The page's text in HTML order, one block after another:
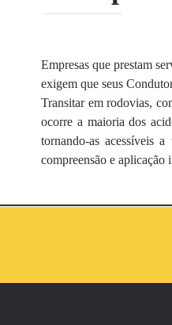
Empresas que prestam
exigem que seus
Transitar em rodovias,
ocorre a maioria dos
tornando-as acessíveis
compreensão e aplicação